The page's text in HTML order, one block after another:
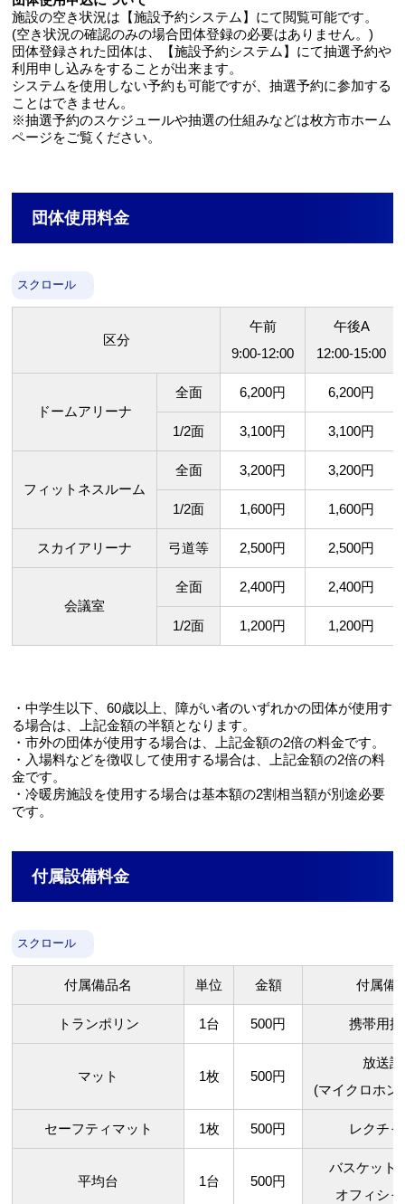
施設の空き状況は【施設予約システム】にて閲覧可能です。
(空き状況の確認のみの場合団体登録の必要はありません。)
団体登録された団体は、【施設予約システム】にて抽選予約や
利用申し込みをすることが出来ます。
システムを使用しない予約も可能ですが、抽選予約に参加する
ことはできません。
※抽選予約のスケジュールや抽選の仕組みなどは枚方市ホーム
ページをご覧ください。
団体使用料金
スクロール
区分
午前
9:00-12:00
午後A
12:00-15:00
ドームアリーナ
全面 6,200円 6,200円
1/2面 3,100円 3,100円
フィットネスルーム
全面 3,200円 3,200円
1/2面 1,600円 1,600円
スカイアリーナ 弓道等 2,500円 2,500円
会議室
全面 2,400円 2,400円
1/2面 1,200円 1,200円
・中学生以下、60歳以上、障がい者のいずれかの団体が使用す
る場合は、上記金額の半額となります。
・市外の団体が使用する場合は、上記金額の2倍の料金です。
・入場料などを徴収して使用する場合は、上記金額の2倍の料
金です。
・冷暖房施設を使用する場合は基本額の2割相当額が別途必要
です。
付属設備料金
スクロール
付属備品名 単位 金額 付属備
トランポリン 1台 500円 携帯用
マット 1枚 500円
放送
(マイクロホン
セーフティマット 1枚 500円 レクチ
平均台 1台 500円
バスケット
オフィシ